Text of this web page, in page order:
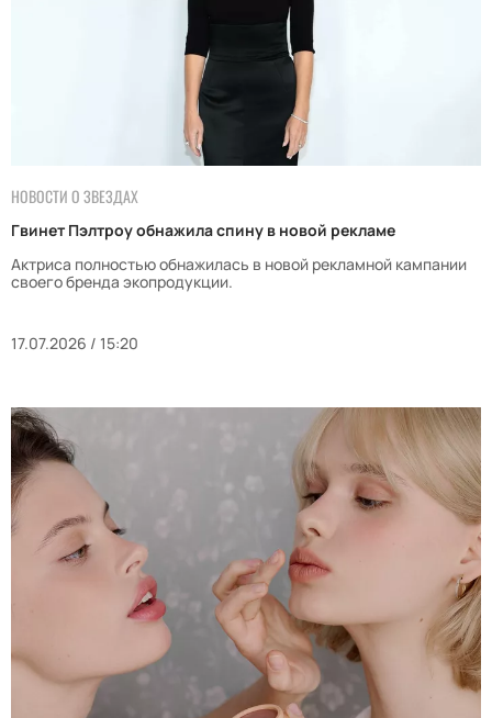
НОВОСТИ О ЗВЕЗДАХ
Гвинет Пэлтроу обнажила спину в новой рекламе
Актриса полностью обнажилась в новой рекламной кампании
своего бренда экопродукции.
17.07.2026 / 15:20